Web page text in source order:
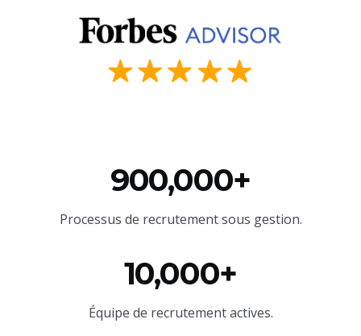
900,000+
Processus de recrutement sous gestion.
10,000+
Équipe de recrutement actives.